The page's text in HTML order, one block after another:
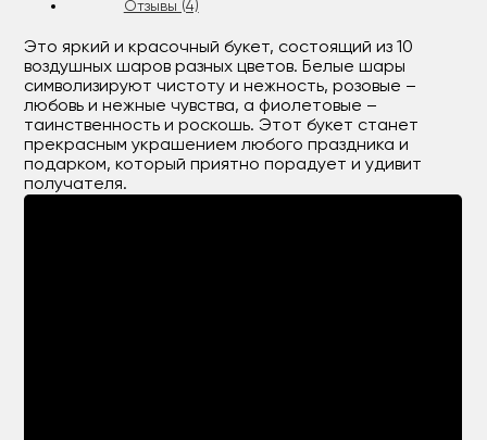
Отзывы (4)
Это яркий и красочный букет, состоящий из 10
воздушных шаров разных цветов. Белые шары
символизируют чистоту и нежность, розовые –
любовь и нежные чувства, а фиолетовые –
таинственность и роскошь. Этот букет станет
прекрасным украшением любого праздника и
подарком, который приятно порадует и удивит
получателя.